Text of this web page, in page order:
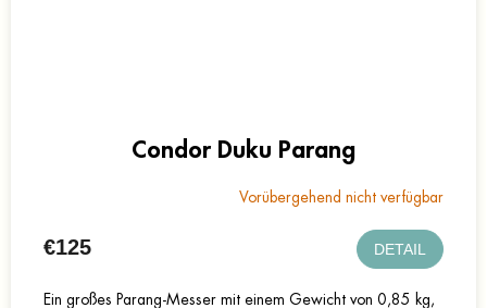
Condor Duku Parang
Vorübergehend nicht verfügbar
€125 DETAIL
Ein großes Parang-Messer mit einem Gewicht von 0,85 kg,